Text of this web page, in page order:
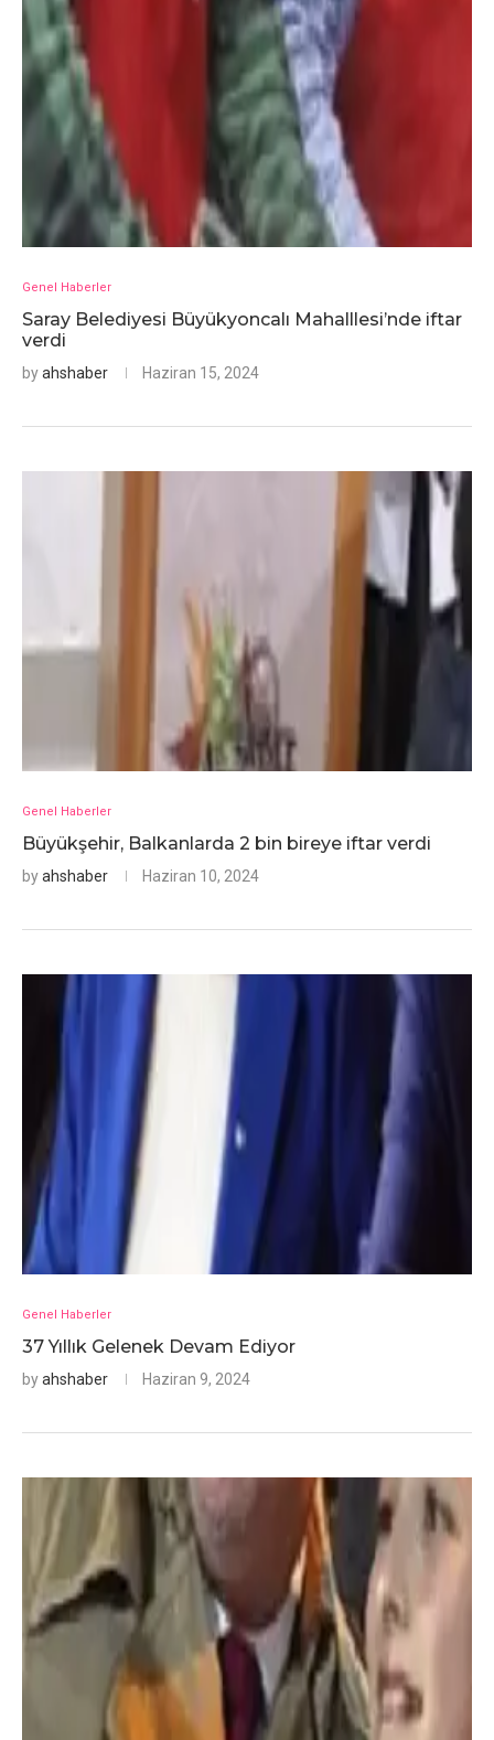
Genel Haberler
Saray Belediyesi Büyükyoncalı Mahalllesi’nde iftar
verdi
byahshaber Haziran 15, 2024
Genel Haberler
Büyükşehir, Balkanlarda 2 bin bireye iftar verdi
byahshaber Haziran 10, 2024
Genel Haberler
37 Yıllık Gelenek Devam Ediyor
byahshaber Haziran 9, 2024